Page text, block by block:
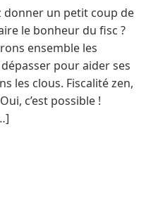
donner un petit coup de
le bonheur du fisc ?
ensemble les
pour aider ses
les clous. Fiscalité zen,
c’est possible !